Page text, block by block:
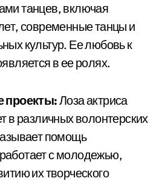
танцев, включая
современные танцы и
культур. Ее любовь к
в ее ролях.
проекты:Лоза актриса
в различных волонтерских
помощь
с молодежью,
их творческого